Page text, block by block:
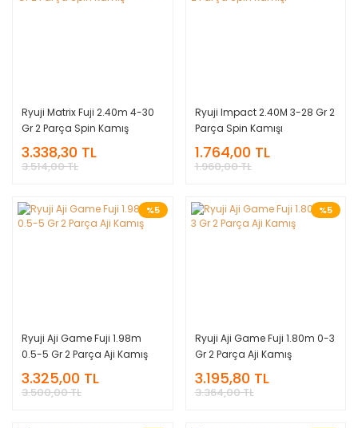
Ryuji Matrix Fuji 2.40m 4-30
Gr 2 Parça Spin Kamış
3.338,30 TL
3.514,00 TL
Ryuji Impact 2.40M 3-28 Gr 2
Parça Spin Kamışı
1.764,00 TL
1.960,00 TL
%5
Ryuji Aji Game Fuji 1.98m
0.5-5 Gr 2 Parça Aji Kamış
3.325,00 TL
3.500,00 TL
%5
Ryuji Aji Game Fuji 1.80m 0-3
Gr 2 Parça Aji Kamış
3.195,80 TL
3.364,00 TL